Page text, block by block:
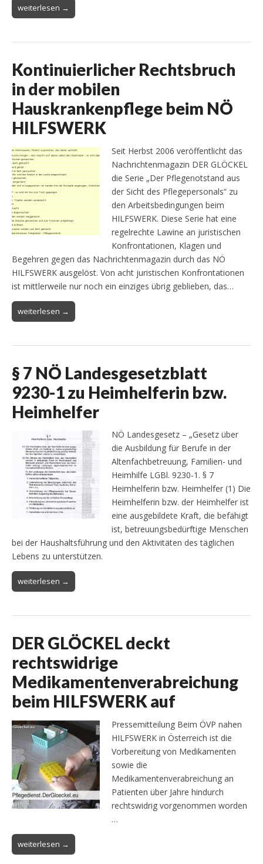
weiterlesen →
Kontinuierlicher Rechtsbruch
in der mobilen
Hauskrankenpflege beim NÖ
HILFSWERK
Seit Herbst 2006 veröffentlicht das
Nachrichtenmagazin DER GLÖCKEL
die Serie „Der Pflegenotstand aus
der Sicht des Pflegepersonals“ zu
den Arbeitsbedingungen beim
HILFSWERK. Diese Serie hat eine
regelrechte Lawine an juristischen
Konfrontationen, Klagen und
Begehren gegen das Nachrichtenmagazin durch das NÖ
HILFSWERK ausgelöst. Von acht juristischen Konfrontationen
ist mittlerweile nur noch ein einziges übrig geblieben, das…
weiterlesen →
§ 7 NÖ Landesgesetzblatt
9230-1 zu Heimhelferin bzw.
Heimhelfer
NÖ Landesgesetz – „Gesetz über
die Ausbildung für Berufe in der
Altenfachbetreuung, Familien- und
Heimhilfe LGBl. 9230-1. § 7
Heimhelferin bzw. Heimhelfer (1) Die
Heimhelferin bzw. der Heimhelfer ist
eine ausgebildete Kraft, die befähigt
ist, betreuungsbedürftige Menschen
bei der Haushaltsführung und den Aktivitäten des täglichen
Lebens zu unterstützen.
weiterlesen →
DER GLÖCKEL deckt
rechtswidrige
Medikamentenverabreichung
beim HILFSWERK auf
Pressemitteilung Beim ÖVP nahen
HILFSWERK in Österreich ist die
Vorbereitung von Medikamenten
sowie die
Medikamentenverabreichung an
Patienten über Jahre hindurch
rechtswidrig vorgenommen worden
…
weiterlesen →